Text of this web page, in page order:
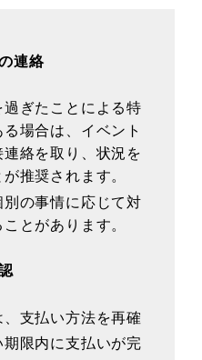
連絡
ぎたことによる特
場合は、イベント
絡を取り、状況を
推奨されます。
別の事情に応じて対
とがあります。
支払い方法を再確
限内に支払いが完